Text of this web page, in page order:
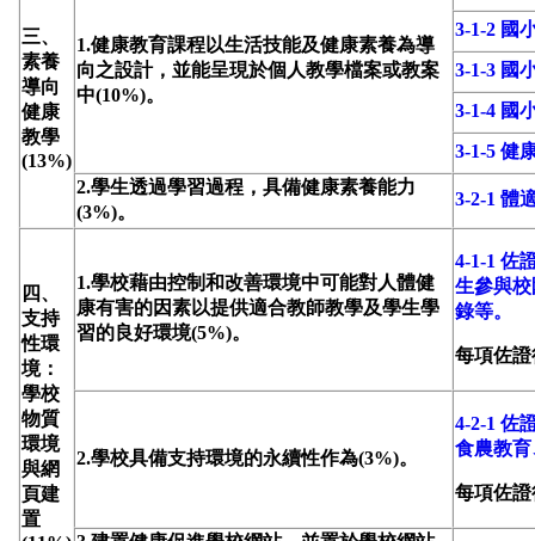
三、
素養
導向
健康
教學
(13%)
1.健康教育課程以生活技能及健康素養為導
向之設計，並能呈現於個人教學檔案或教案
中(10%)。
3-1-2 國
3-1-3 國
3-1-4 國
3-1-5 健
2.學生透過學習過程，具備健康素養能力
(3%)。
3-2-1 體
四、
支持
性環
境：
學校
物質
環境
與網
頁建
置
1.學校藉由控制和改善環境中可能對人體健
康有害的因素以提供適合教師教學及學生學
習的良好環境(5%)。
4-1-1 佐
生參與
錄等。
每項佐
2.學校具備支持環境的永續性作為(3%)。
4-2-1 佐
食農教
每項佐